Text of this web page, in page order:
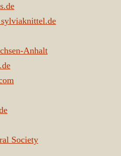
Anhalt
Society